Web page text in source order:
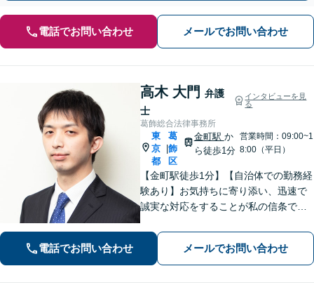
電話でお問い合わせ メールでお問い合わせ
高木 大門 弁護
士
インタビューを見
る
葛飾総合法律事務所
東
京
都
葛
飾
区
金町駅 か
ら徒歩1分
営業時間：09:00~1
8:00（平日）
【金町駅徒歩1分】【自治体での勤務経
験あり】お気持ちに寄り添い、迅速で
誠実な対応をすることが私の信条で
し、最高のリーガルサービスをご提供
します。お気軽にご相談ください【初
回面談30分無料】【平日夜間対応可】
電話でお問い合わせ メールでお問い合わせ